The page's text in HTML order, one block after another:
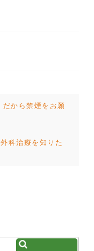
だから禁煙をお願
科治療を知りた